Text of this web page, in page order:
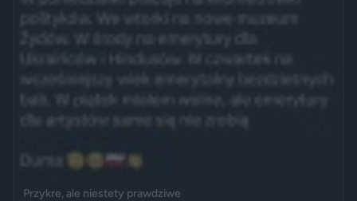
Przykre, ale niestety prawdziwe